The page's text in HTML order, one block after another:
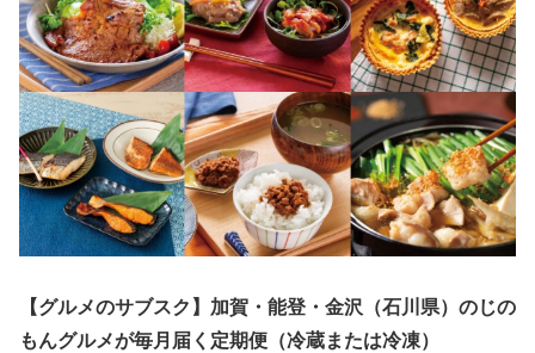
【グルメのサブスク】加賀・能登・金沢（石川県）のじの
もんグルメが毎月届く定期便（冷蔵または冷凍）